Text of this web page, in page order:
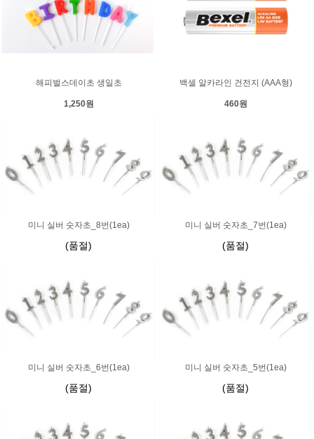
해피벌스데이초 생일초
1,250원
백셀 알카라인 건전지 (AAA형)
460원
미니 실버 숫자초_8번(1ea)
(품절)
미니 실버 숫자초_7번(1ea)
(품절)
미니 실버 숫자초_6번(1ea)
(품절)
미니 실버 숫자초_5번(1ea)
(품절)